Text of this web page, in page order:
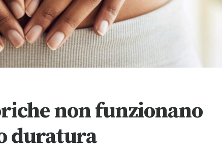
non funzionano
duratura